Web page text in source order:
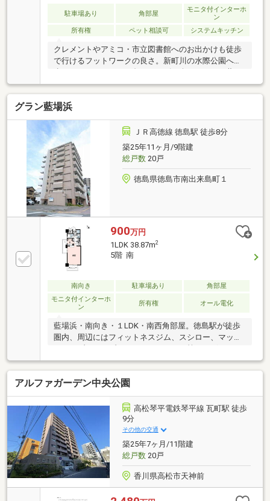
駐車場あり 角部屋
モニタ付インターホ
ン
所有権
ペット相談可 システムキッチン
クレメントやアミコ・市立図書館へのお出かけも徒歩
で行けるフットワークの良さ。新町川の水際公園へ散
です。第4日曜日は、楽しみな「とくしまマルシェ」
が開催されます！！●こんな魅力がいっぱい！！・2階
部分だと日常生活でも階段が利用できるのが安心・便
利。・1階は駐車場なので生活音の心配は少ないのが
魅力。・水際公園が近くにあり、ペットのお散歩も安
心なのが魅力。・ハウスクリーニング実施済み。・辻
堂餃子店徒歩4分（259ｍ）・JR徳島駅 徒歩7分
（538m）・アミコ 徒歩4分（319ｍ）・新町川水際
公園 徒歩3分（206m）
グラン藍場浜
ＪＲ高徳線 徳島駅 徒歩8分
築25年11ヶ月/9階建
総戸数20戸
徳島県徳島市南出来島町１
900万円
1LDK 38.87m2
5階 南
南向き 駐車場あり
角部屋
モニタ付インターホ
ン
所有権 オール電化
藍場浜・南向き・１LDK・南西角部屋。徳島駅が徒歩
圏内、周辺にはフィットネスジム、スシロー、マッ
す。オートロックあり。宅配ボックスあり。室内は綺
麗な状態です。
アルファガーデン中央公園
高松琴平電鉄琴平線 瓦町駅 徒歩
9分
その他の交通
築25年7ヶ月/11階建
総戸数20戸
香川県高松市天神前